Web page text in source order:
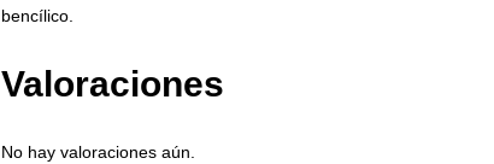
bencílico.
Valoraciones
No hay valoraciones aún.